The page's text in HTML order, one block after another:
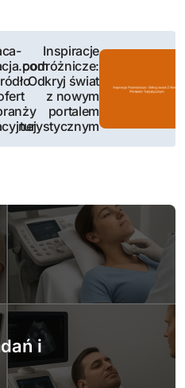
Inspiracje
podróżnicze:
Odkryj świat
z nowym
portalem
turystycznym
i